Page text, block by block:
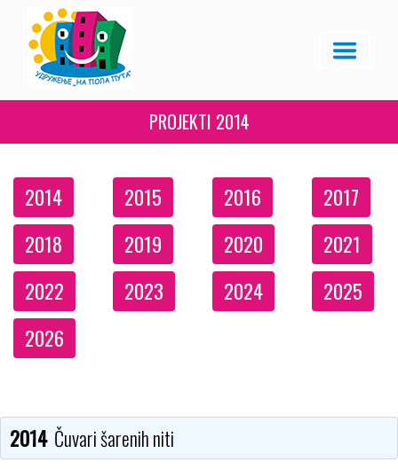
PROJEKTI 2014
2014 2015 2016
2017
2018
2019 2020
2021
2022
2023 2024
2025
2026
2014 Čuvari šarenih niti